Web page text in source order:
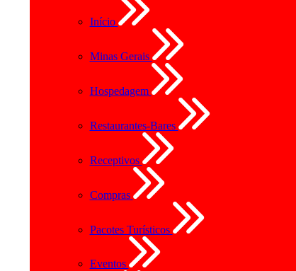
Início
Minas Gerais
Hospedagem
Restaurantes-Bares
Receptivos
Compras
Pacotes Turísticos
Eventos